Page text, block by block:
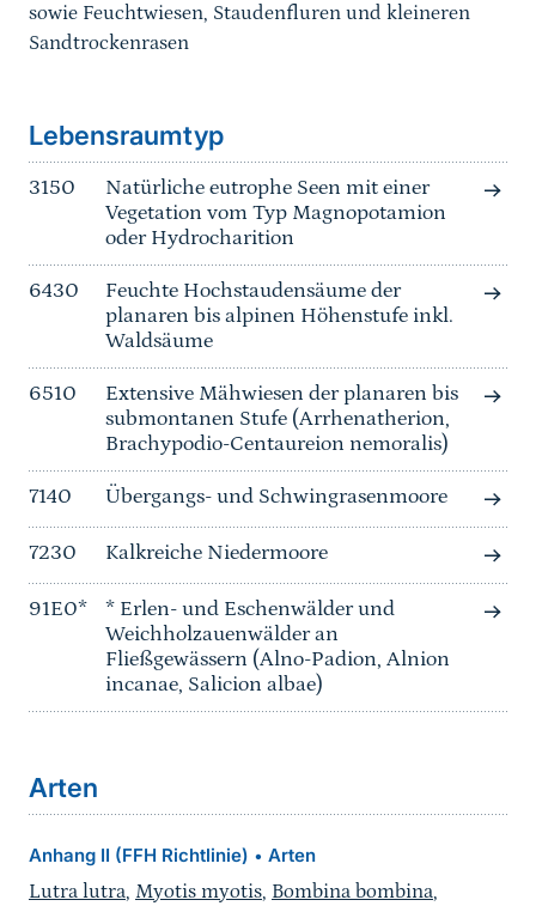
sowie Feuchtwiesen, Staudenfluren und kleineren
Sandtrockenrasen
Lebensraumtyp
3150
Natürliche eutrophe Seen mit einer
Vegetation vom Typ Magnopotamion
oder Hydrocharition
6430
Feuchte Hochstaudensäume der
planaren bis alpinen Höhenstufe inkl.
Waldsäume
6510
Extensive Mähwiesen der planaren bis
submontanen Stufe (Arrhenatherion,
Brachypodio-Centaureion nemoralis)
7140 Übergangs- und Schwingrasenmoore
7230 Kalkreiche Niedermoore
91E0*
* Erlen- und Eschenwälder und
Weichholzauenwälder an
Fließgewässern (Alno-Padion, Alnion
incanae, Salicion albae)
Arten
Anhang II (FFH Richtlinie) • Arten
Lutra lutra, Myotis myotis, Bombina bombina,